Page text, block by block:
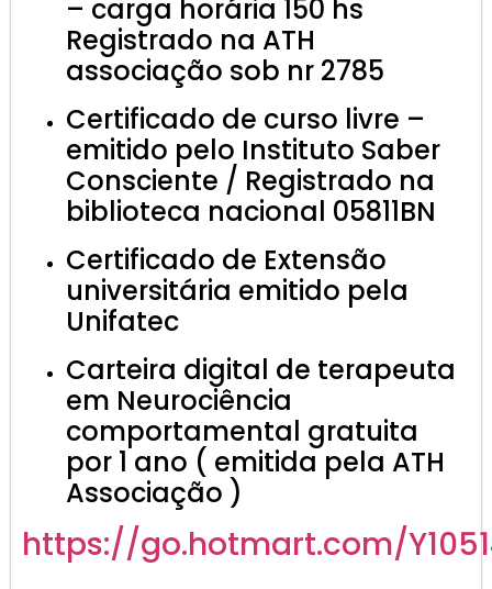
– carga horária 150 hs
Registrado na ATH
associação sob nr 2785
Certificado de curso livre –
emitido pelo Instituto Saber
Consciente / Registrado na
biblioteca nacional 05811BN
Certificado de Extensão
universitária emitido pela
Unifatec
Carteira digital de terapeuta
em Neurociência
comportamental gratuita
por 1 ano ( emitida pela ATH
Associação )
https://go.hotmart.com/